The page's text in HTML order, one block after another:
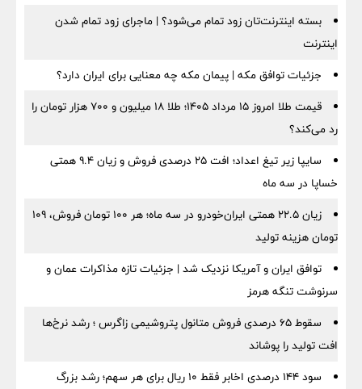
بسته اینترنت‌تان زود تمام می‌شود؟ | ماجرای زود تمام شدن
اینترنت
جزئیات توافق مکه | پیمان مکه چه معنایی برای ایران دارد؟
قیمت طلا امروز ۱۵ مرداد ۱۴۰۵؛ طلا ۱۸ میلیون و ۷۰۰ هزار تومان را
رد می‌کند؟
سایپا زیر تیغ اعداد؛ افت ۲۵ درصدی فروش و زیان ۹.۴ همتی
خساپا در سه ماه
زیان ۲۲.۵ همتی ایران‌خودرو در سه ماه؛ هر ۱۰۰ تومان فروش، ۱۰۹
تومان هزینه تولید
توافق ایران و آمریکا نزدیک شد | جزئیات تازه مذاکرات عمان و
سرنوشت تنگه هرمز
سقوط ۶۵ درصدی فروش متانول پتروشیمی زاگرس ؛ رشد نرخ‌ها
افت تولید را پوشاند
سود ۱۴۴ درصدی اخابر فقط ۱۰ ریال برای هر سهم؛ رشد بزرگ